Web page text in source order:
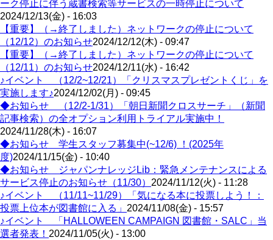
ーク停止に伴う蔵書検索等サービスの一時停止について
2024/12/13(金) - 16:03
【重要】（→終了しました）ネットワークの停止について
（12/12）のお知らせ2024/12/12(木) - 09:47
【重要】（→終了しました）ネットワークの停止について
（12/11）のお知らせ2024/12/11(水) - 16:42
♪イベント （12/2~12/21）「クリスマスプレゼントくじ」を
実施します♪2024/12/02(月) - 09:45
◆お知らせ （12/2-1/31）「朝日新聞クロスサーチ」（新聞
記事検索）の全オプション利用トライアル実施中！
2024/11/28(木) - 16:07
◆お知らせ 学生スタッフ募集中(~12/6) ！(2025年
度)2024/11/15(金) - 10:40
◆お知らせ ジャパンナレッジLib：緊急メンテナンスによる
サービス停止のお知らせ（11/30） 2024/11/12(火) - 11:28
♪イベント （11/11~11/29）「気になる本に投票しよう！：
投票上位本が図書館に入る」 2024/11/08(金) - 15:57
♪イベント 「HALLOWEEN CAMPAIGN 図書館・SALC」当
選者発表！ 2024/11/05(火) - 13:00